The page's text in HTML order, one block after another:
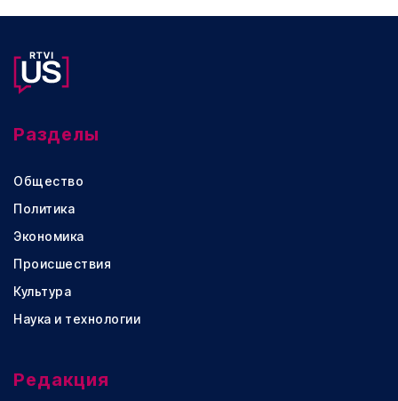
Разделы
Общество
Политика
Экономика
Происшествия
Культура
Наука и технологии
Редакция